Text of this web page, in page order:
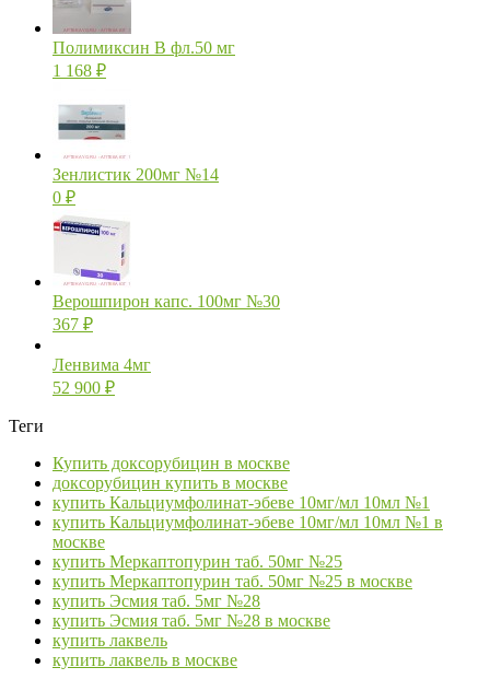
Полимиксин В фл.50 мг
1 168 ₽
Зенлистик 200мг №14
0 ₽
Верошпирон капс. 100мг №30
367 ₽
Ленвима 4мг
52 900 ₽
Теги
Купить доксорубицин в москве
доксорубицин купить в москве
купить Кальциумфолинат-эбеве 10мг/мл 10мл №1
купить Кальциумфолинат-эбеве 10мг/мл 10мл №1 в
москве
купить Меркаптопурин таб. 50мг №25
купить Меркаптопурин таб. 50мг №25 в москве
купить Эсмия таб. 5мг №28
купить Эсмия таб. 5мг №28 в москве
купить лаквель
купить лаквель в москве